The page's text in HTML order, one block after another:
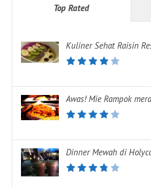
Top Rated
Kuliner Sehat Raisin
Awas! Mie Rampok
Dinner Mewah di